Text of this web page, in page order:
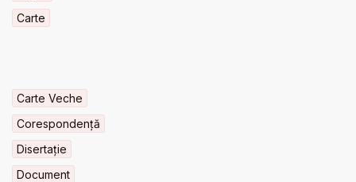
Carte
Carte Veche
Corespondență
Disertație
Document